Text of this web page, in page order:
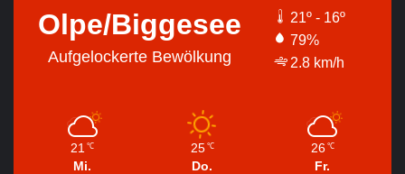
Olpe/Biggesee
Aufgelockerte Bewölkung
21º - 16º
79%
2.8 km/h
21 ℃
Mi.
25 ℃
Do.
26 ℃
Fr.